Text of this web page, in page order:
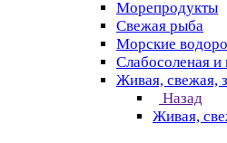
Морепродукты
Свежая рыба
Морские
Слабосоленая и
Живая, свежая,
Назад
Живая,